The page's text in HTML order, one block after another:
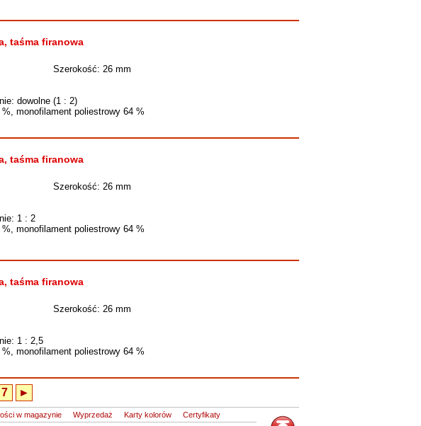
taśma firanowa
Szerokość: 26 mm
dowolne (1 : 2)
%, monofilament poliestrowy 64 %
taśma firanowa
Szerokość: 26 mm
1 : 2
%, monofilament poliestrowy 64 %
taśma firanowa
Szerokość: 26 mm
1 : 2,5
%, monofilament poliestrowy 64 %
►
7
w magazynie Wyprzedaż Karty kolorów
Certyfikaty